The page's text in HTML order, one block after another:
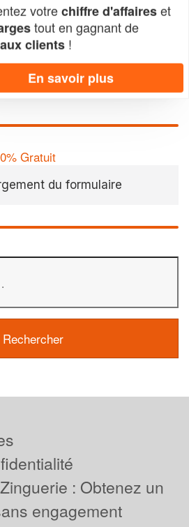
OpenStreetMap contributors,
Gratuit
du formulaire
votrechiffre d'affaireset
tout en gagnant de
clients !
En savoir plus
: Obtenez un
engagement